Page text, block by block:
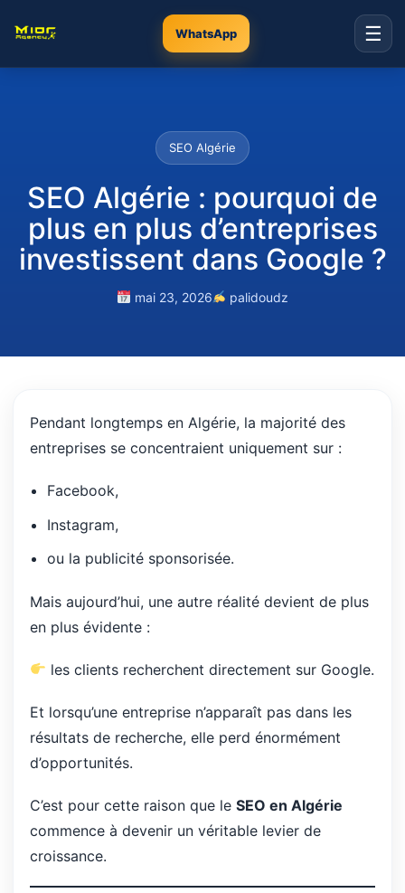
WhatsApp ☰
SEO Algérie
SEO Algérie : pourquoi de
plus en plus d’entreprises
investissent dans Google ?
mai 23, 2026 palidoudz
Pendant longtemps en Algérie, la majorité des
entreprises se concentraient uniquement sur :
Facebook,
Instagram,
ou la publicité sponsorisée.
Mais aujourd’hui, une autre réalité devient de plus
en plus évidente :
les clients recherchent directement sur Google.
Et lorsqu’une entreprise n’apparaît pas dans les
résultats de recherche, elle perd énormément
d’opportunités.
C’est pour cette raison que le SEO en Algérie
commence à devenir un véritable levier de
croissance.